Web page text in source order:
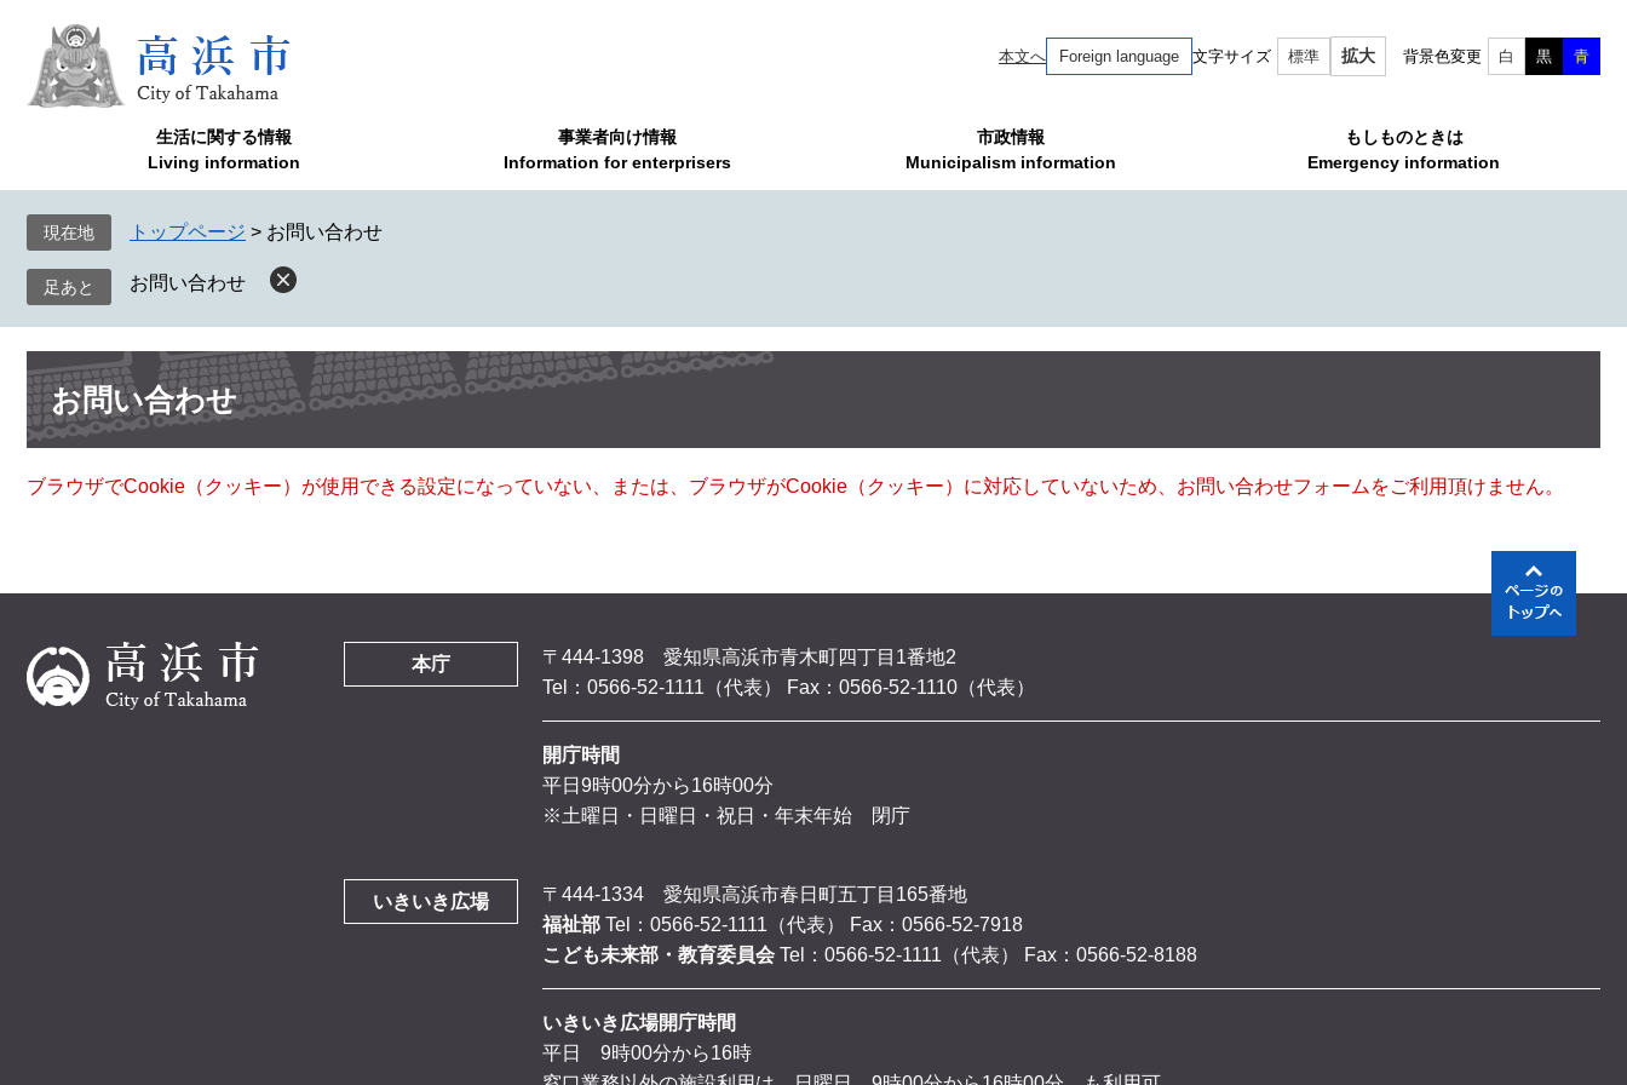
で
ば
へ
本文へ Foreign language 文字サイズ 標準 拡大 背景色変更 白 黒 青
生活に関する情報
Living information
事業者向け情報
Information for enterprisers
市政情報
Municipalism information
もしものときは
Emergency information
現在地 トップページ > お問い合わせ
お問い合わせ
本
文 お問い合わせ
ブラウザでCookie（クッキー）が使用できる設定になっていない、または、ブラウザがCookie（クッキー）に対応していないため、お問い合わせフォームをご利用頂けません。
本庁
〒444-1398 愛知県高浜市青木町四丁目1番地2
Tel：0566-52-1111（代表）
Fax：0566-52-1110（代表）
開庁時間
平日9時00分から16時00分
※土曜日・日曜日・祝日・年末年始 閉庁
いきいき広場
〒444-1334 愛知県高浜市春日町五丁目165番地
福祉部 Tel：0566-52-1111（代表）
Fax：0566-52-7918
こども未来部・教育委員会 Tel：0566-52-1111（代表） Fax：0566-52-8188
いきいき広場開庁時間
平日 9時00分から16時